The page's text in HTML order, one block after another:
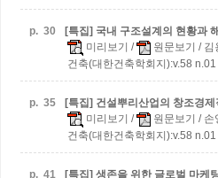
p. 30
[특집] 국내 구조설계의 현황과
미리보기 / 원문보기 / 김
건축(대한건축학회지):v.58
p. 35
[특집] 건설뿌리산업의 창조경
미리보기 / 원문보기 / 손
건축(대한건축학회지):v.58
p. 41
[특집] 생존을 위한 글로벌 마케